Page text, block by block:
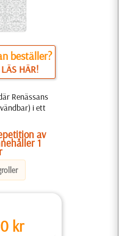
beställer?
LÄS HÄR!
Renässans
i ett
av
1
kr